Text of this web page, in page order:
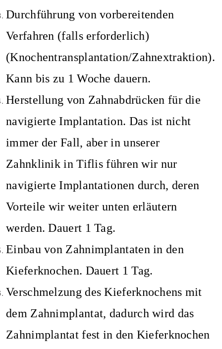
Durchführung von vorbereitenden
Verfahren (falls erforderlich)
(Knochentransplantation/Zahnextraktion).
Kann bis zu 1 Woche dauern.
Herstellung von Zahnabdrücken für die
navigierte Implantation. Das ist nicht
immer der Fall, aber in unserer
Zahnklinik in Tiflis führen wir nur
navigierte Implantationen durch, deren
Vorteile wir weiter unten erläutern
werden. Dauert 1 Tag.
Einbau von Zahnimplantaten in den
Kieferknochen. Dauert 1 Tag.
Verschmelzung des Kieferknochens mit
dem Zahnimplantat, dadurch wird das
Zahnimplantat fest in den Kieferknochen